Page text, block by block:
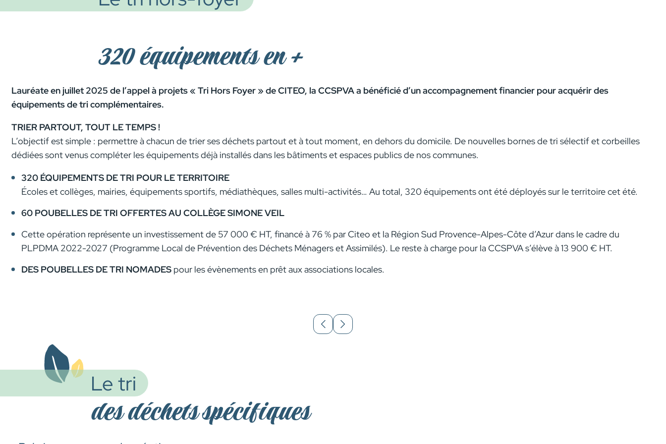
320 équipements en +
Lauréate en juillet 2025 de l’appel à projets « Tri Hors Foyer » deCITEO, la CCSPVA a bénéficié d’un accompagnement financier pour acquérir des
équipements de tri complémentaires.
TRIER PARTOUT, TOUT LE TEMPS !
L’objectif est simple : permettre à chacun de trier ses déchets partout et à tout moment, en dehors du domicile. De nouvelles bornes de tri sélectif et corbeilles
dédiées sont venus compléter les équipements déjà installés dans les bâtiments et espaces publics de nos communes.
320 ÉQUIPEMENTS DE TRI POUR LE TERRITOIRE
Écoles et collèges, mairies, équipements sportifs, médiathèques, salles multi-activités… Au total, 320 équipements ont été déployés sur le territoire cet été.
60 POUBELLES DE TRI OFFERTES AU COLLÈGE SIMONE VEIL
Cette opération représente un investissement de 57 000 € HT, financé à 76 % par Citeo et la Région Sud Provence-Alpes-Côte d’Azur dans le cadre du
PLPDMA 2022-2027 (Programme Local de Prévention des Déchets Ménagers et Assimilés). Le reste à charge pour la CCSPVA s’élève à 13 900 € HT.
DES POUBELLES DE TRI NOMADES pour les évènements en prêt aux associations locales.
Le tri
des déchets spécifiques